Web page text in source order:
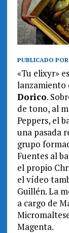
PUBLICADO
«Tu elixyr»
lanzamiento
Dorico.
de tono, al
Peppers, el
una pasada
grupo
Fuentes al
el propio
el vídeo
Guillén. La
a cargo de
Magenta.